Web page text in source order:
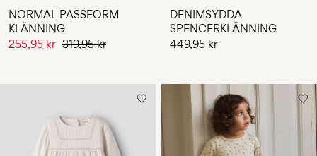
NORMAL PASSFORM
KLÄNNING
255,95 kr 319,95 kr
DENIMSYDDA
SPENCERKLÄNNING
449,95 kr